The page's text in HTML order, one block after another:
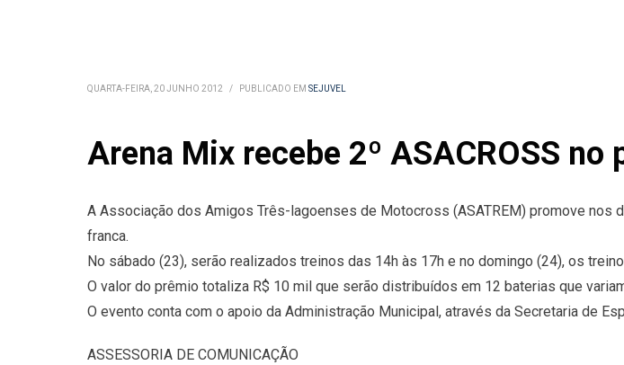
QUARTA-FEIRA, 20 JUNHO 2012 / PUBLICADO EM SEJUVEL
Arena Mix recebe 2º ASACROSS
A Associação dos Amigos Três-lagoenses de Motocross (ASATREM) promove nos
franca.
No sábado (23), serão realizados treinos das 14h às 17h e no domingo (24), os
O valor do prêmio totaliza R$ 10 mil que serão distribuídos em 12 baterias que
O evento conta com o apoio da Administração Municipal, através da Secretaria de
ASSESSORIA DE COMUNICAÇÃO